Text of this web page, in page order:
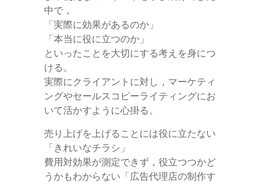
中で，
「実際に効果があるのか」
「本当に役に立つのか」
といったことを大切にする考えを身につ
ける。
実際にクライアントに対し，マーケティ
ングやセールスコピーライティングにお
いて活かすように心掛る。
売り上げを上げることには役に立たない
「きれいなチラシ」
費用対効果が測定できず，役立つつかど
うかもわからない「広告代理店の制作す